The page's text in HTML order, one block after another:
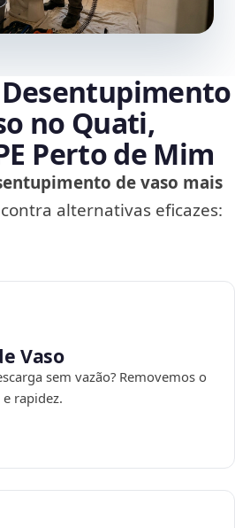
no Quati,
Perto de Mim
de vaso mais
alternativas eficazes:
Vaso
sem vazão? Removemos o
rapidez.